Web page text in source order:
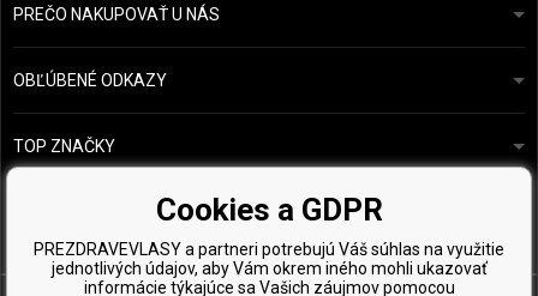
PREČO NAKUPOVAŤ U NÁSOchrana osobních údajů
Přehled plateb a dopravy
OBĽÚBENÉ ODKAZY
Náš příběh
Vzorky zdarma
TOP ZNAČKY
Kérastase
Wella Professionals
Zenz Organic
Cookies a GDPR
PREZDRAVEVLASY a partneri potrebujú Váš súhlas na využitie
jednotlivých údajov, aby Vám okrem iného mohli ukazovať
informácie týkajúce sa Vašich záujmov pomocou